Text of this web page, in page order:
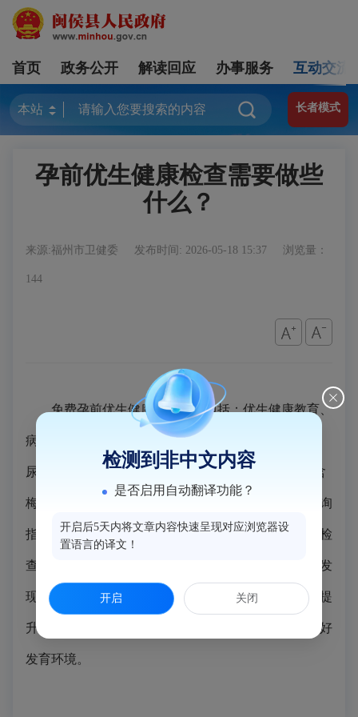
首页 政务公开 解读回应 办事服务 互动交流
长者模式
孕前优生健康检查需要做些
什么？
来源:福州市卫健委 发布时间: 2026-05-18 15:37 浏览量：
144
免费孕前优生健康检查内容包括：优生健康教育、
病史询问、体格检查、实验室检查9项（包含血常规、
尿常规、血型、肝功、肾功等）、病毒筛查4项（包含
梅毒、风疹等）、妇科超声常规检查、风险评估和咨询
指导、早孕和妊娠结局跟踪随访。免费孕前优生健康检
查可以帮助夫妇双方了解自身健康状况，排查疾病，发
现影响怀孕及胎儿健康的潜在因素，提前调理治疗，提
升受孕几率，同时降低出生缺陷风险，为胎儿营造良好
发育环境。
检测到非中文内容
是否启用自动翻译功能？
开启后5天内将文章内容快速呈现对应浏览器设
置语言的译文！
开启 关闭